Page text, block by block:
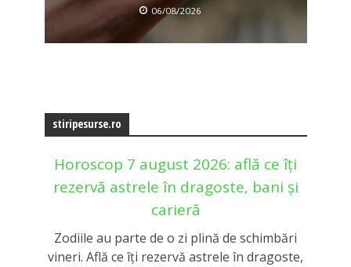
06/08/2026
stiripesurse.ro
Horoscop 7 august 2026: află ce îți
rezervă astrele în dragoste, bani și
carieră
Zodiile au parte de o zi plină de schimbări
vineri. Află ce îți rezervă astrele în dragoste,